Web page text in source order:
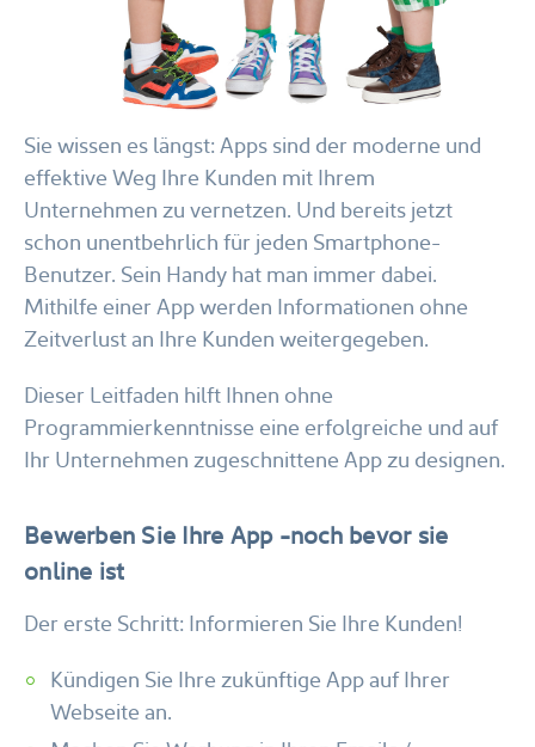
Sie wissen es längst: Apps sind der moderne und
effektive Weg Ihre Kunden mit Ihrem
Unternehmen zu vernetzen. Und bereits jetzt
schon unentbehrlich für jeden Smartphone-
Benutzer. Sein Handy hat man immer dabei.
Mithilfe einer App werden Informationen ohne
Zeitverlust an Ihre Kunden weitergegeben.
Dieser Leitfaden hilft Ihnen ohne
Programmierkenntnisse eine erfolgreiche und auf
Ihr Unternehmen zugeschnittene App zu designen.
Bewerben Sie Ihre App -noch bevor sie
online ist
Der erste Schritt: Informieren Sie Ihre Kunden!
Kündigen Sie Ihre zukünftige App auf Ihrer
Webseite an.